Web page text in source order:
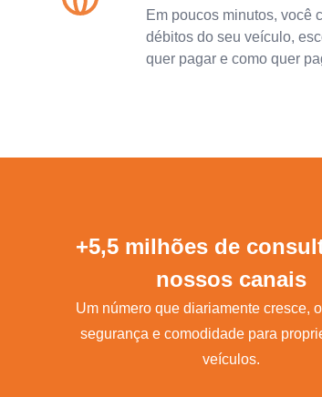
Em poucos minutos, você
débitos do seu veículo,
quer pagar e como quer
+5,5 milhões de
nossos canais
Um número que diariamente cresce,
segurança e comodidade para
veículos.